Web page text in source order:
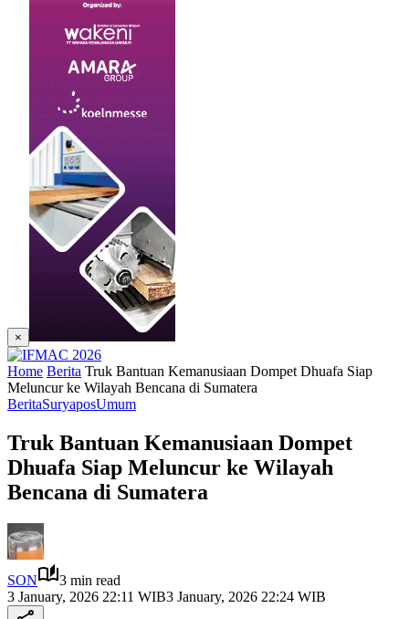
×
Home Berita Truk Bantuan Kemanusiaan Dompet Dhuafa Siap
Meluncur ke Wilayah Bencana di Sumatera
BeritaSuryaposUmum
Truk Bantuan Kemanusiaan Dompet
Dhuafa Siap Meluncur ke Wilayah
Bencana di Sumatera
SON
3 min read
3 January, 2026 22:11 WIB3 January, 2026 22:24 WIB